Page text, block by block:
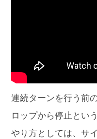
連続ターンを行う前
ロップから停止とい
やり方としては、サ